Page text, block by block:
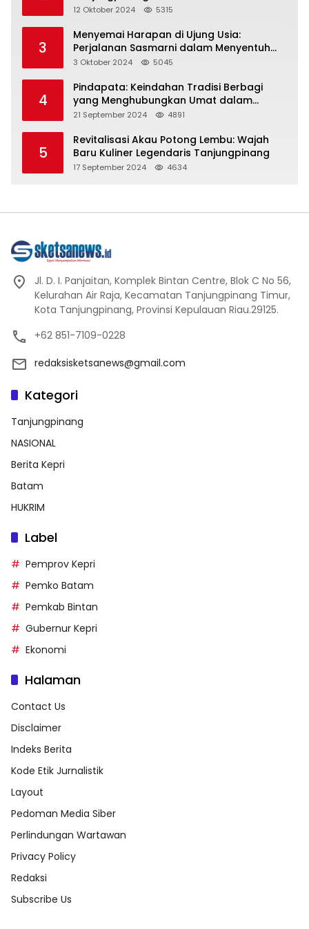
Representasi
12 Oktober 2024 5315
3
Menyemai Harapan di Ujung Usia:
Perjalanan Sasmarni dalam Menyentuh
Hati dan Jiwa
3 Oktober 2024 5045
4
Pindapata: Keindahan Tradisi Berbagi
yang Menghubungkan Umat dalam
Spiritualitas dan Kebersamaan dalam
21 September 2024 4891
5
Revitalisasi Akau Potong Lembu: Wajah
Baru Kuliner Legendaris Tanjungpinang
17 September 2024 4634
Jl. D. I. Panjaitan, Komplek Bintan Centre, Blok C No 56,
Kelurahan Air Raja, Kecamatan Tanjungpinang Timur,
Kota Tanjungpinang, Provinsi Kepulauan Riau.29125.
+62 851-7109-0228
redaksisketsanews@gmail.com
Kategori
Tanjungpinang
NASIONAL
Berita Kepri
Batam
HUKRIM
Label
Pemprov Kepri
Pemko Batam
Pemkab Bintan
Gubernur Kepri
Ekonomi
Halaman
Contact Us
Disclaimer
Indeks Berita
Kode Etik Jurnalistik
Layout
Pedoman Media Siber
Perlindungan Wartawan
Privacy Policy
Redaksi
Subscribe Us